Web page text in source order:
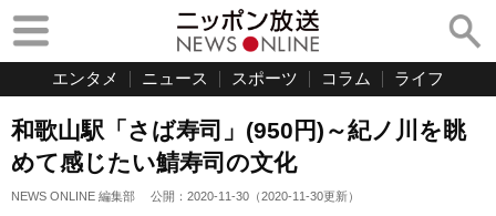
エンタメ ニュース スポーツ コラム ライフ
和歌山駅「さば寿司」(950円)～紀ノ川を眺
めて感じたい鯖寿司の文化
NEWS ONLINE 編集部 公開： 2020-11-30 （2020-11-30更新）